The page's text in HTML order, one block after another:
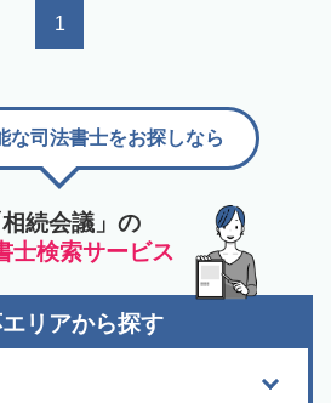
1
相続会議」の
士検索サービス
な司法書士をお探しなら
リアから探す